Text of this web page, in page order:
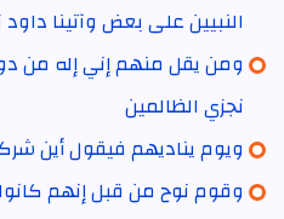
النبيين على بعض وآتينا داود
ومن يقل منهم إني إله من
نجزي الظالمين
ويوم يناديهم فيقول أين
وقوم نوح من قبل إنهم